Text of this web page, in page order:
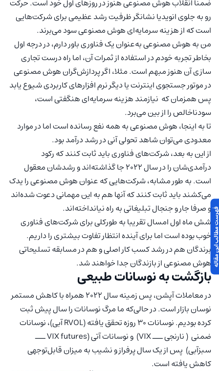
رو به جلوی انویدیا نشانگر ظرفیت رشد عظیمی برای شرکت‎‌هایی
است که از هزینه سرمایه‌ای هوش مصنوعی سود می‌برند.
من به هوش مصنوعی به‌عنوان یک فناوری باور دارم، در درجه اول
بخاطر تجربه خودم در استفاده از ثمرات آن، اما راه درست تجاری
سازی آن هنوز مبهم است. مثلا، اگر پردازش‌گران هوش مصنوعی
در موتور جستجوی اینترنت یا دیگر نرم افزارهای کاربردی شیوع یابد
پس همزمان که نیازمند هزینه سرمایه‌ای هنگفتی است،
سودناخالص را از بین می‌برد.
تا به اینجا، هوش مصنوعی به همه نفع رسانده است اما در موارد
معدودی می‌توان شاهد تحولی آنی در رشد درآمد بود.
از این به بعد، شرکت‌های فناوری باید ثابت کنند که رکود
درآمدی‌‌شان را در سال 2022 جا گذاشته‌اند و رشدشان معقول
است. به طور مشابه، شرکت‌هایی که عنوان هوش مصنوعی را یدک
می‌کشند باید ثابت کنند که آنها هم به این مهمانی دعوت شده‌اند
و صرفا جار و جنجال تبلیغاتی به راه نیانداخته‌اند.
شش ماه اول امسال تقریبا به طورکلی برای شرکت‌های فناوری
خوب بوده است اما برای آینده انتظار تفاوت بیشتری را داریم.
برندگان هم در رشد کسب کار اصلی و هم در مسابقه تسلیحاتی
هوش مصنوعی از بازندگان جدا خواهند شد.
بازگشت به نوسانات طبیعی
در معاملات آپشن، پس زمینه سال 2022 همراه با کاهش مستمر
نوسان بازار است. در حالی‌که ما مرگ نوسانات را سال پیش ثبت
کرده بودیم. نوسانات 30 روزه تحقق یافته (
RVOL آبی)، نوسانات
ضمنی ( نارنجی ـــ VIX) و نوسانات آتی (VIX futures ـــ
سبزآبی) پس از یک سال پرفراز و نشیب به میزان قابل‌توجهی
کاهش یافته است.
مقاله